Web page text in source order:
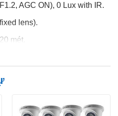
AGC ON), 0 Lux with IR.
lens).
mét.
Digital WDR (Wide
AGC.